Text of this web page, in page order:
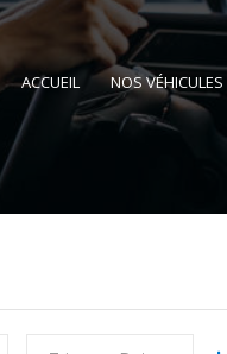
ACCUEIL NOS VÉHICULES